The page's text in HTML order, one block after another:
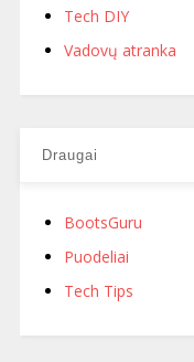
Tech DIY
Vadovų atranka
Draugai
BootsGuru
Puodeliai
Tech Tips